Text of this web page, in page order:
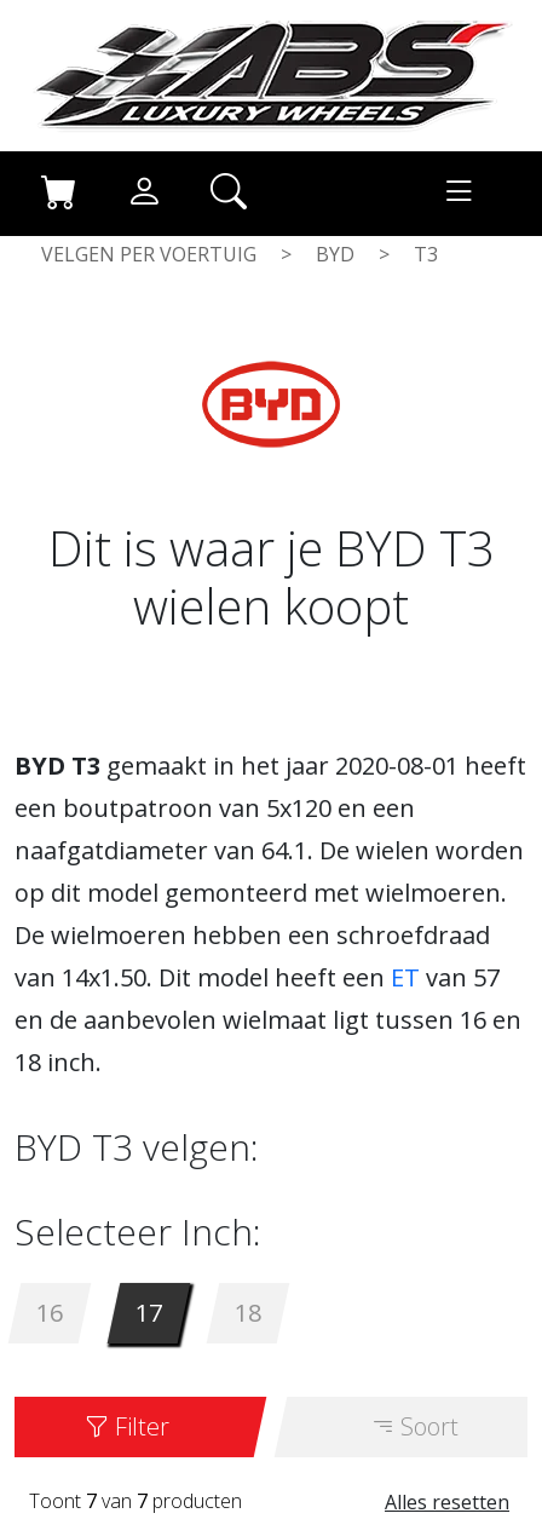
VELGEN PER VOERTUIG > BYD > T3
Dit is waar je BYD T3
wielen koopt
BYD T3 gemaakt in het jaar 2020-08-01 heeft
een boutpatroon van 5x120 en een
naafgatdiameter van 64.1. De wielen worden
op dit model gemonteerd met wielmoeren.
De wielmoeren hebben een schroefdraad
van 14x1.50. Dit model heeft een ET van 57
en de aanbevolen wielmaat ligt tussen 16 en
18 inch.
BYD T3 velgen:
Selecteer Inch:
16 17 18
Filter Soort
Alles resetten
Toont 7van 7 producten